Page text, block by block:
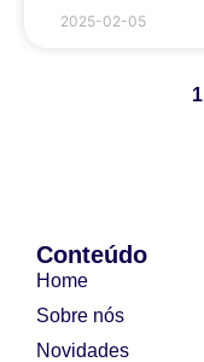
2025-02-05
1
Conteúdo
Home
Sobre nós
Novidades